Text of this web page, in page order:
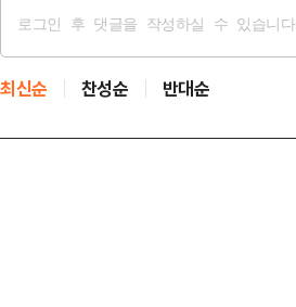
최신순 찬성순 반대순